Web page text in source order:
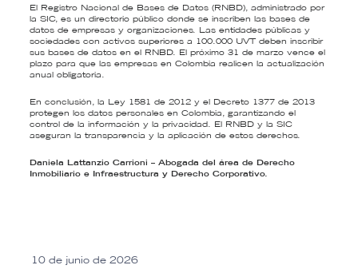
El Registro Nacional de Bases de Datos (RNBD), administrado por
la SIC, es un directorio público donde se inscriben las bases de
datos de empresas y organizaciones. Las entidades públicas y
sociedades con activos superiores a 100.000 UVT deben inscribir
sus bases de datos en el RNBD. El próximo 31 de marzo vence el
plazo para que las empresas en Colombia realicen la actualización
anual obligatoria.
En conclusión, la Ley 1581 de 2012 y el Decreto 1377 de 2013
protegen los datos personales en Colombia, garantizando el
control de la información y la privacidad. El RNBD y la SIC
aseguran la transparencia y la aplicación de estos derechos.
Daniela Lattanzio Carrioni – Abogada del área de Derecho
Inmobiliario e Infraestructura y Derecho Corporativo.
10 de junio de 2026